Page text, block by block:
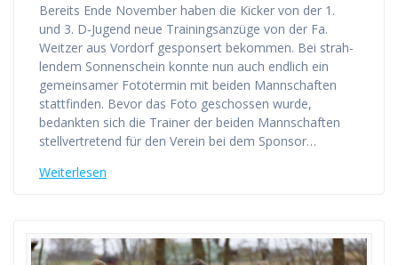
Bereits Ende Novem­ber haben die Kicker von der 1.
und 3. D‑Jugend neue Trai­nings­an­zü­ge von der Fa.
Weit­zer aus Vor­dorf gespon­sert bekom­men. Bei strah­
len­dem Son­nen­schein konn­te nun auch end­lich ein
gemein­sa­mer Foto­ter­min mit bei­den Mann­schaf­ten
statt­fin­den. Bevor das Foto geschos­sen wur­de,
bedank­ten sich die Trai­ner der bei­den Mann­schaf­ten
stell­ver­tre­tend für den Ver­ein bei dem Spon­sor…
Wei­ter­le­sen